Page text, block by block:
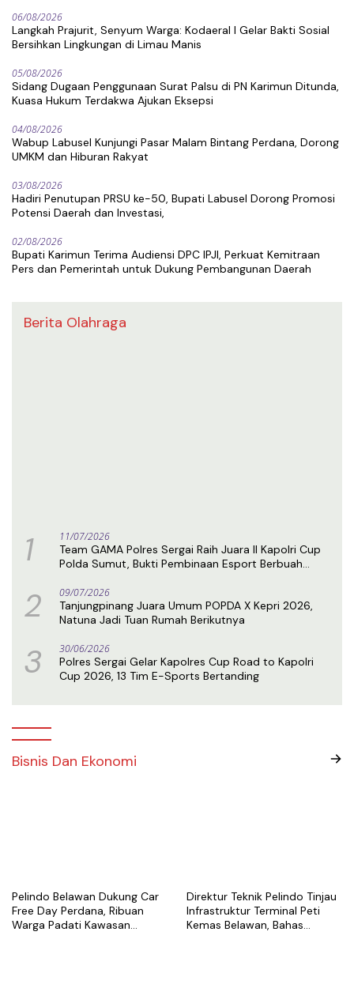
06/08/2026
Langkah Prajurit, Senyum Warga: Kodaeral I Gelar Bakti Sosial
Bersihkan Lingkungan di Limau Manis
05/08/2026
Sidang Dugaan Penggunaan Surat Palsu di PN Karimun Ditunda,
Kuasa Hukum Terdakwa Ajukan Eksepsi
04/08/2026
Wabup Labusel Kunjungi Pasar Malam Bintang Perdana, Dorong
UMKM dan Hiburan Rakyat
03/08/2026
Hadiri Penutupan PRSU ke-50, Bupati Labusel Dorong Promosi
Potensi Daerah dan Investasi,
02/08/2026
Bupati Karimun Terima Audiensi DPC IPJI, Perkuat Kemitraan
Pers dan Pemerintah untuk Dukung Pembangunan Daerah
Berita Olahraga
1 11/07/2026
Team GAMA Polres Sergai Raih Juara II Kapolri Cup
Polda Sumut, Bukti Pembinaan Esport Berbuah
2 09/07/2026
Tanjungpinang Juara Umum POPDA X Kepri 2026,
Natuna Jadi Tuan Rumah Berikutnya
3 30/06/2026
Polres Sergai Gelar Kapolres Cup Road to Kapolri
Cup 2026, 13 Tim E-Sports Bertanding
Bisnis Dan Ekonomi
Pelindo Belawan Dukung Car
Free Day Perdana, Ribuan
Warga Padati Kawasan
Direktur Teknik Pelindo Tinjau
Infrastruktur Terminal Peti
Kemas Belawan, Bahas